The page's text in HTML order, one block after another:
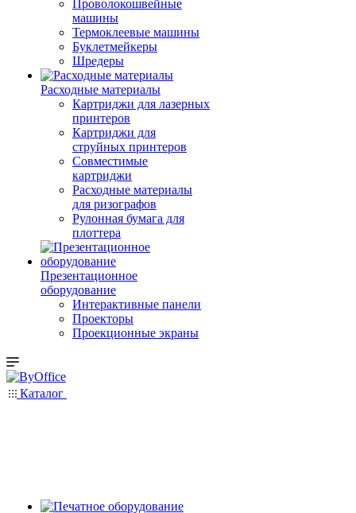
Проволокошвейные
машины
Термоклеевые машины
Буклетмейкеры
Шредеры
Расходные материалы
Картриджи для лазерных
принтеров
Картриджи для
струйных принтеров
Совместимые
картриджи
Расходные материалы
для ризографов
Рулонная бумага для
плоттера
Презентационное
оборудование
Интерактивные панели
Проекторы
Проекционные экраны
Каталог